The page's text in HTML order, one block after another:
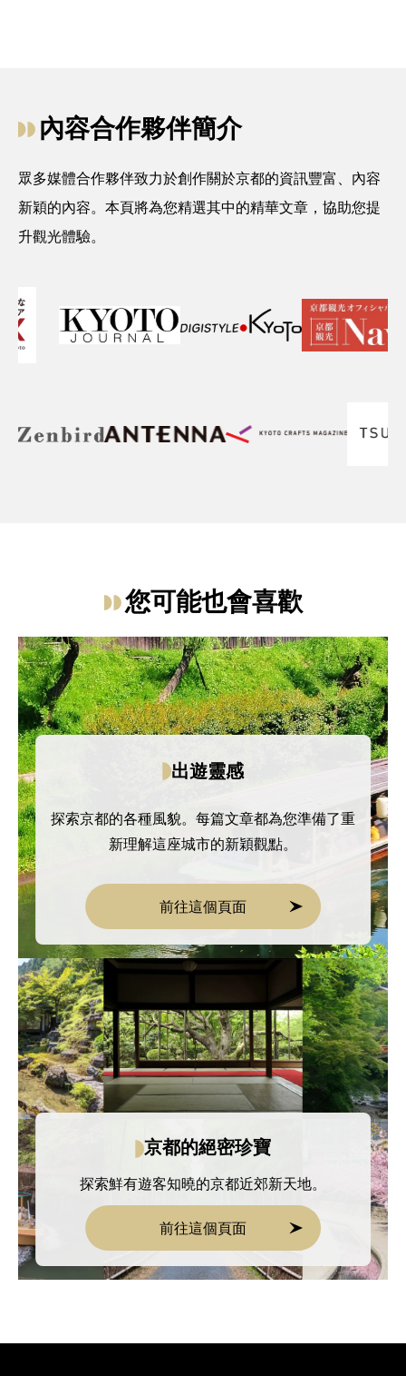
內容合作夥伴簡介
眾多媒體合作夥伴致力於創作關於京都的資訊豐富、內容
新穎的內容。本頁將為您精選其中的精華文章，協助您提
升觀光體驗。
您可能也會喜歡
出遊靈感
探索京都的各種風貌。每篇文章都為您準備了重
新理解這座城市的新穎觀點。
前往這個頁面
京都的絕密珍寶
探索鮮有遊客知曉的京都近郊新天地。
前往這個頁面